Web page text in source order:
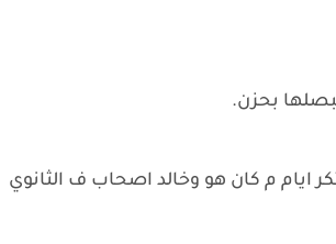
بحزن.
ايام م كان هو وخالد اصحاب ف الثانوي